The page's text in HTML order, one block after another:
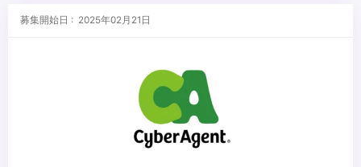
募集開始日 : 2025年02月21日